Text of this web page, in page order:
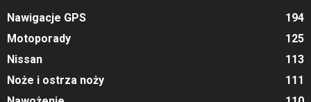
Nawigacje GPS
194
Motoporady
125
Nissan
113
Noże i ostrza noży
111